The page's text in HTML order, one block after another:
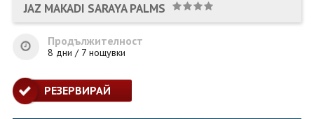
ПОЧИВКИ
КРУИЗИ
ЕКСКУРЗИИ
JAZ MAKADI SARAYA PALMS
Продължителност
8 дни / 7 нощувки
РЕЗЕРВИРАЙ